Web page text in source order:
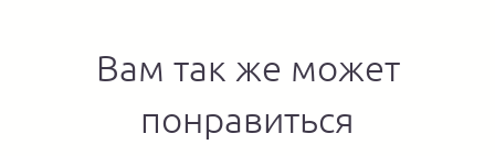
Вам так же может
понравиться